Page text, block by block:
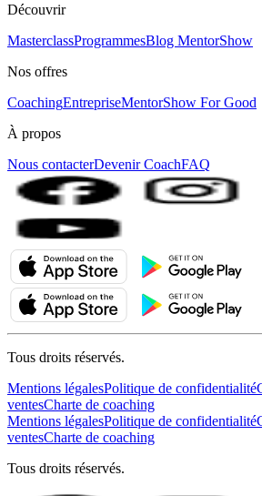
Découvrir
MasterclassProgrammesBlog MentorShow
Nos offres
CoachingEntrepriseMentorShow For Good
À propos
Nous contacterDevenir CoachFAQ
Tous droits réservés.
Mentions légalesPolitique de confidentialité
ventesCharte de coaching
Mentions légalesPolitique de confidentialité
ventesCharte de coaching
Tous droits réservés.